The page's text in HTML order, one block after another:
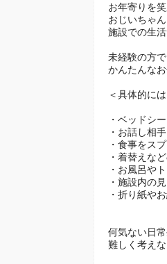
お年寄りを
おじいちゃ
施設での生
未経験の方
かんたんな
＜具体的には
・ベッドシ
・お話し相
・食事をス
・着替えな
・お風呂や
・施設内の
・折り紙や
何気ない日
難しく考え